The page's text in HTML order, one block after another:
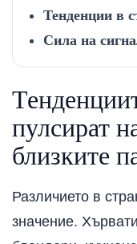
Тенденции в
Сила на
пулсират
близките
Различието в
значение.